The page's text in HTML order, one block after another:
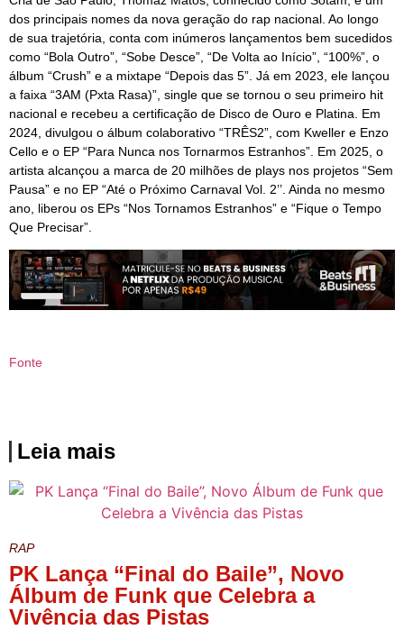
dos principais nomes da nova geração do rap nacional. Ao longo
de sua trajetória, conta com inúmeros lançamentos bem sucedidos
como “Bola Outro”, “Sobe Desce”, “De Volta ao Início”, “100%”, o
álbum “Crush” e a mixtape “Depois das 5”. Já em 2023, ele lançou
a faixa “3AM (Pxta Rasa)”, single que se tornou o seu primeiro hit
nacional e recebeu a certificação de Disco de Ouro e Platina. Em
2024, divulgou o álbum colaborativo “TRÊS2”, com Kweller e Enzo
Cello e o EP “Para Nunca nos Tornarmos Estranhos”. Em 2025, o
artista alcançou a marca de 20 milhões de plays nos projetos “Sem
Pausa” e no EP “Até o Próximo Carnaval Vol. 2’’. Ainda no mesmo
ano, liberou os EPs “Nos Tornamos Estranhos” e “Fique o Tempo
Que Precisar”.
Fonte
Leia mais
RAP
PK Lança “Final do Baile”, Novo
Álbum de Funk que Celebra a
Vivência das Pistas